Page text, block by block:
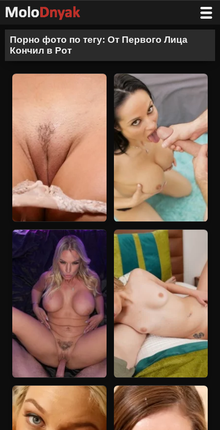
Порно фото по тегу: От Первого Лица
Кончил в Рот